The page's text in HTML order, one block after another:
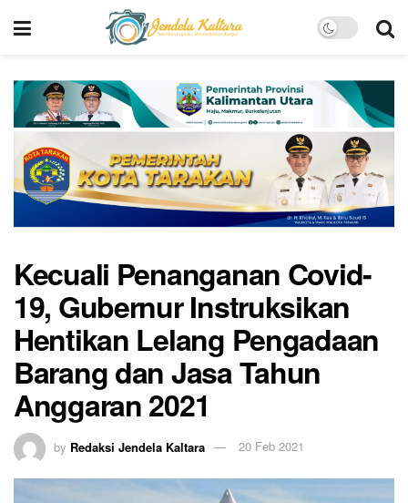
Kecuali Penanganan Covid-
19, Gubernur Instruksikan
Hentikan Lelang Pengadaan
Barang dan Jasa Tahun
Anggaran 2021
by Redaksi Jendela Kaltara 20 Feb 2021